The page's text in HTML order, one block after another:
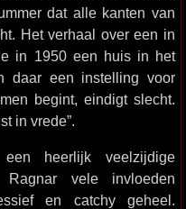
dat alle kanten van
Het verhaal over een in
in 1950 een huis in het
daar een instelling voor
begint, eindigt slecht.
in vrede”.
heerlijk veelzijdige
vele invloeden
en catchy geheel.